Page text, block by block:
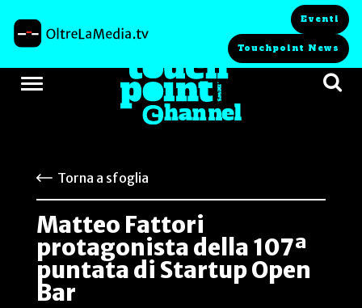
Eventi
Touchpoint News
Torna a sfoglia
Matteo Fattori
protagonista della 107ª
puntata di Startup Open
Bar